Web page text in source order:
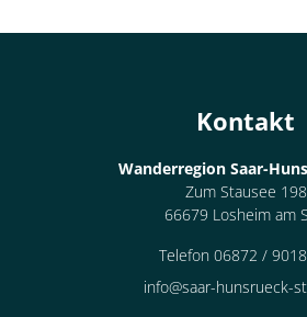
Kontakt
Wanderregion Saar-
Zum Stausee 198
66679 Losheim am
Telefon 06872 /
info@saar-hunsrueck-